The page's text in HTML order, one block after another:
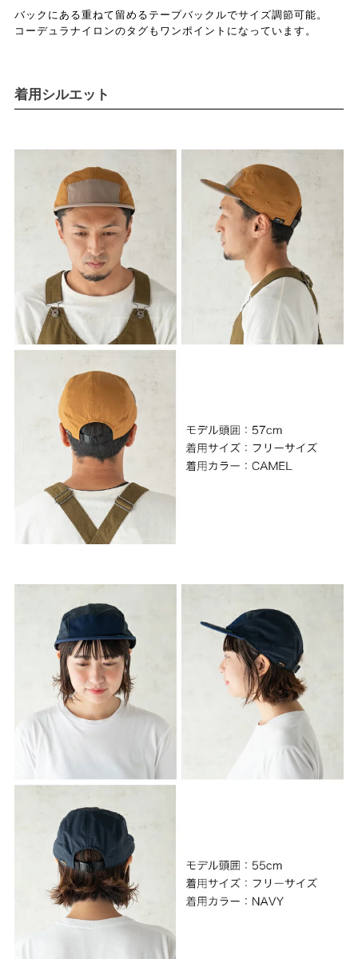
バックにある重ねて留めるテープバックルでサイズ調節可能。
コーデュラナイロンのタグもワンポイントになっています。
着用シルエット